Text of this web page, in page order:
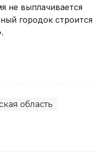
не выплачивается
городок строится
область